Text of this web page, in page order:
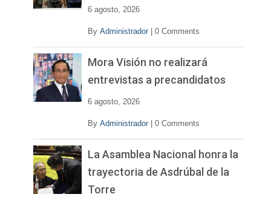
6 agosto, 2026
By Administrador 0 Comments
Mora Visión no realizará
entrevistas a precandidatos
6 agosto, 2026
By Administrador 0 Comments
La Asamblea Nacional honra la
trayectoria de Asdrúbal de la
Torre